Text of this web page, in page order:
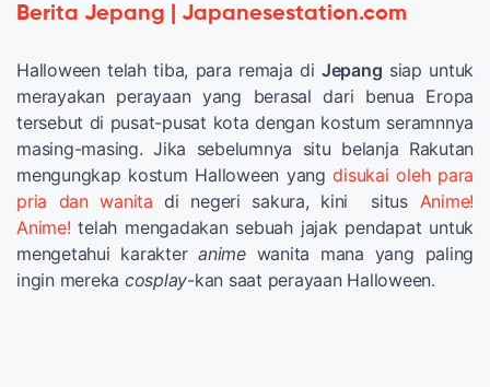
Berita Jepang | Japanesestation.com
Halloween telah tiba, para remaja di Jepang siap untuk
merayakan perayaan yang berasal dari benua Eropa
tersebut di pusat-pusat kota dengan kostum seramnnya
masing-masing. Jika sebelumnya situ belanja Rakutan
mengungkap kostum Halloween yangdisukai oleh para
pria dan wanita di negeri sakura, kini situs Anime!
Anime! telah mengadakan sebuah jajak pendapat untuk
mengetahui karakteranimewanita mana yang paling
ingin mereka cosplay-kan saat perayaan Halloween.